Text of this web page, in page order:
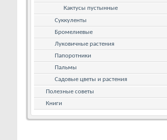
Кактусы пустынные
Суккуленты
Бромелиевые
Луковичные растения
Папоротники
Пальмы
Садовые цветы и растения
Полезные советы
Книги